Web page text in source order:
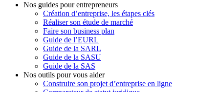
Nos guides pour entrepreneurs
Création d’entreprise, les étapes clés
Réaliser son étude de marché
Faire son business plan
Guide de l’EURL
Guide de la SARL
Guide de la SASU
Guide de la SAS
Nos outils pour vous aider
Construire son projet d’entreprise en ligne